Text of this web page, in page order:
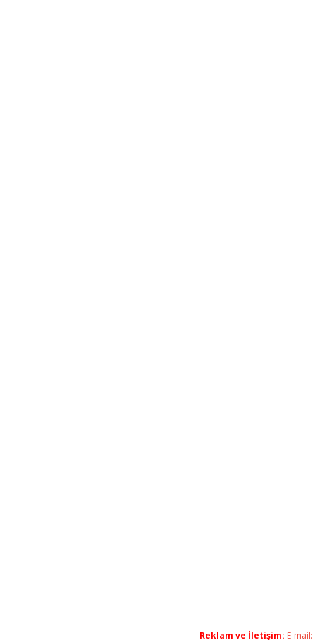
Reklam ve İletişim: E-mail: